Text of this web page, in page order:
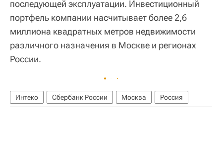
последующей эксплуатации. Инвестиционный
портфель компании насчитывает более 2,6
миллиона квадратных метров недвижимости
различного назначения в Москве и регионах
России.
Интеко Сбербанк России Москва Россия